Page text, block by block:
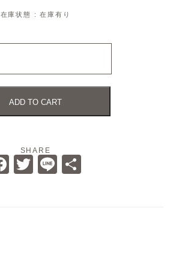
在庫状態 : 在庫有り
SHARE
Facebook
Twitter
Line